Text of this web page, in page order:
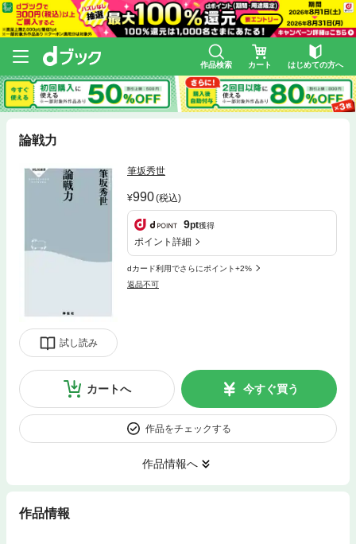
作品検索 カート はじめての方へ
論戦力
試し読み
筆坂秀世
990(税込)
9pt獲得
ポイント詳細
dカード利用でさらにポイント+2%
返品不可
カートへ 今すぐ買う
作品をチェックする
作品情報へ
作品情報